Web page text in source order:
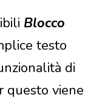
Blocco
testo
di
questo viene